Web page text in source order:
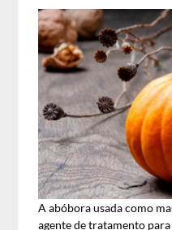
A abóbora usada como
agente de tratamento